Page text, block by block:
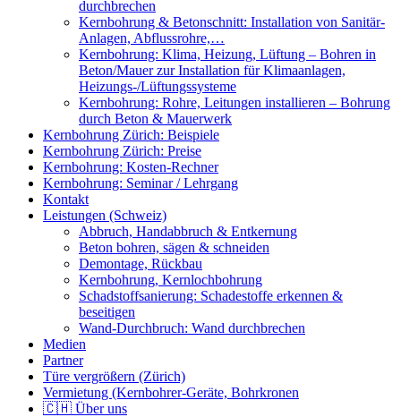
durchbrechen
Kernbohrung & Betonschnitt: Installation von Sanitär-
Anlagen, Abflussrohre,…
Kernbohrung: Klima, Heizung, Lüftung – Bohren in
Beton/Mauer zur Installation für Klimaanlagen,
Heizungs-/Lüftungssysteme
Kernbohrung: Rohre, Leitungen installieren – Bohrung
durch Beton & Mauerwerk
Kernbohrung Zürich: Beispiele
Kernbohrung Zürich: Preise
Kernbohrung: Kosten-Rechner
Kernbohrung: Seminar / Lehrgang
Kontakt
Leistungen (Schweiz)
Abbruch, Handabbruch & Entkernung
Beton bohren, sägen & schneiden
Demontage, Rückbau
Kernbohrung, Kernlochbohrung
Schadstoffsanierung: Schadestoffe erkennen &
beseitigen
Wand-Durchbruch: Wand durchbrechen
Medien
Partner
Türe vergrößern (Zürich)
Vermietung (Kernbohrer-Geräte, Bohrkronen
🇨🇭 Über uns